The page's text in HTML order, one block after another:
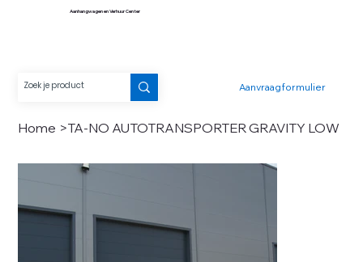
Aanhangwagen en Verhuur Center
Aanvraagformulier
Home >TA-NO AUTOTRANSPORTER GRAVITY LOW